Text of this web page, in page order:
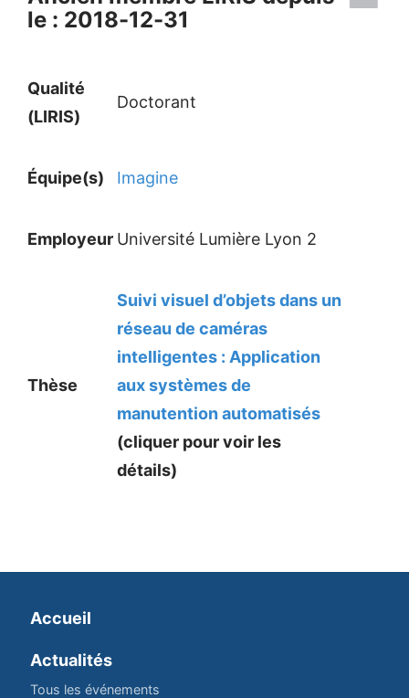
le : 2018-12-31
Qualité
(LIRIS)
Doctorant
Équipe(s) Imagine
Employeur Université Lumière Lyon 2
Thèse
Suivi visuel d’objets dans un
réseau de caméras
intelligentes : Application
aux systèmes de
manutention automatisés
(cliquer pour voir les
détails)
Accueil
Actualités
Tous les événements